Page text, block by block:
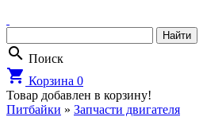
search Поиск
shopping_cart Корзина 0
Товар добавлен в корзину!
Питбайки » Запчасти двигателя